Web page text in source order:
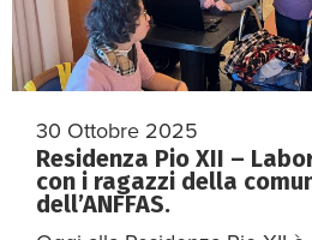
30 Ottobre 2025
Residenza Pio XII –
con i ragazzi della
dell’ANFFAS.